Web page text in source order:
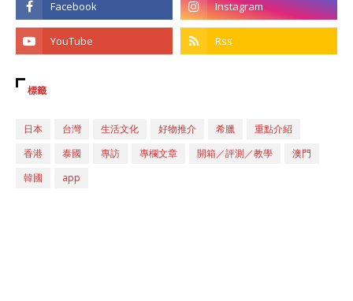
標籤
日本 台灣 生活文化 好物推介 希臘
重點介紹
香港
泰國 專訪 專欄文章 開箱／評測／教學
澳門
韓國
app